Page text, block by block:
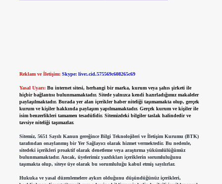
Reklam ve İletişim: Skype: live:.cid.575569c608265c69
Yasal Uyarı: Bu internet sitesi, herhangi bir marka, kurum veya şahıs şirketi ile
hiçbir bağlantısı bulunmamaktadır. Sitede yalnızca kendi hazırladığımız makaleler
paylaşılmaktadır. Burada yer alan içerikler haber niteliği taşımamakta olup, gerçek
kurum ve kişiler hakkında paylaşım yapılmamaktadır. Gerçek kurum ve kişiler ile
isim benzerlikleri tamamen tesadüfidir. Sitemizdeki bilgiler taslak halindedir ve
tavsiye niteliği taşımazlar.
Sitemiz, 5651 Sayılı Kanun gereğince Bilgi Teknolojileri ve İletişim Kurumu (BTK)
tarafından onaylanmış bir Yer Sağlayıcı olarak hizmet vermektedir. Bu nedenle,
sitedeki içerikleri proaktif olarak denetleme veya araştırma yükümlülüğümüz
bulunmamaktadır. Ancak, üyelerimiz yazdıkları içeriklerin sorumluluğunu
taşımakta olup, siteye üye olarak bu sorumluluğu kabul etmiş sayılırlar.
Hukuka ve yasal düzenlemelere aykırı olduğunu düşündüğünüz içerikleri,